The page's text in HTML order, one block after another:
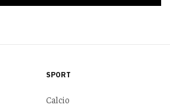
SPORT
Calcio